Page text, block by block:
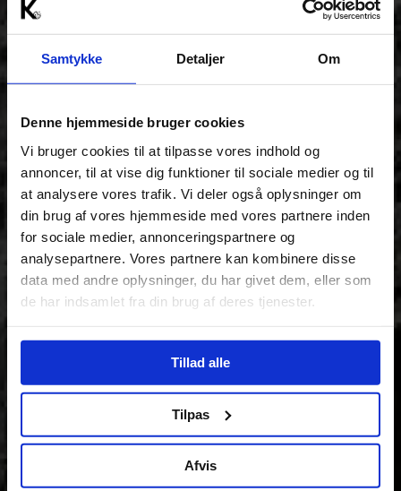
Samtykke Detaljer Om
Denne hjemmeside bruger cookies
Vi bruger cookies til at tilpasse vores indhold og
annoncer, til at vise dig funktioner til sociale medier og til
at analysere vores trafik. Vi deler også oplysninger om
din brug af vores hjemmeside med vores partnere inden
for sociale medier, annonceringspartnere og
analysepartnere. Vores partnere kan kombinere disse
data med andre oplysninger, du har givet dem, eller som
de har indsamlet fra din brug af deres tjenester.
Tillad alle
Tilpas
Afvis